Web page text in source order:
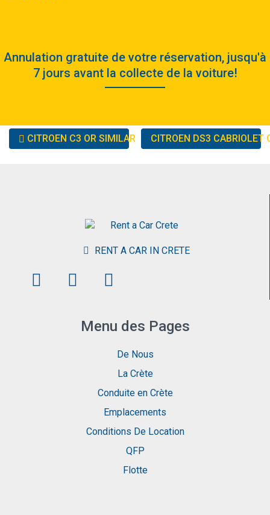
Annulation gratuite de votre réservation, jusqu'à
7 jours avant la collecte de la voiture!
Other
cars
CITROEN C3 OR SIMILAR CITROEN DS3 CABRIOLET
RENT A CAR IN CRETE
Menu des Pages
De Nous
La Crète
Conduite en Crète
Emplacements
Conditions De Location
QFP
Flotte